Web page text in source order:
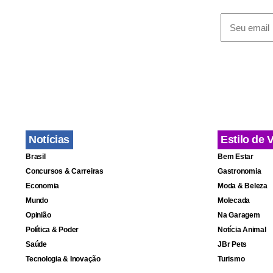
em 1951.
O papa
João Paulo
Segundo
Peçam a
profissões,
dos padres
próximos
Notícias
Brasil
Concursos & Carreiras
Economia
Mundo
Opinião
Política & Poder
Saúde
Tecnologia & Inovação
Estilo de
Bem Estar
Gastronomia
Moda & Beleza
Molecada
Na Garagem
Notícia Animal
JBr Pets
Turismo